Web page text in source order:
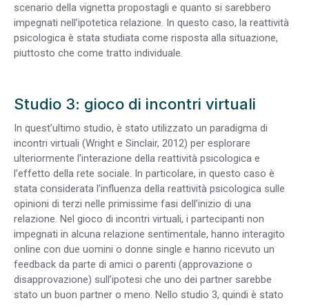
scenario della vignetta propostagli e quanto si sarebbero
impegnati nell’ipotetica relazione. In questo caso, la reattività
psicologica è stata studiata come risposta alla situazione,
piuttosto che come tratto individuale.
Studio 3: gioco di incontri virtuali
In quest’ultimo studio, è stato utilizzato un paradigma di
incontri virtuali (Wright e Sinclair, 2012) per esplorare
ulteriormente l’interazione della reattività psicologica e
l’effetto della rete sociale. In particolare, in questo caso è
stata considerata l’influenza della reattività psicologica sulle
opinioni di terzi nelle primissime fasi dell’inizio di una
relazione. Nel gioco di incontri virtuali, i partecipanti non
impegnati in alcuna relazione sentimentale, hanno interagito
online con due uomini o donne single e hanno ricevuto un
feedback da parte di amici o parenti (approvazione o
disapprovazione) sull’ipotesi che uno dei partner sarebbe
stato un buon partner o meno. Nello studio 3, quindi è stato